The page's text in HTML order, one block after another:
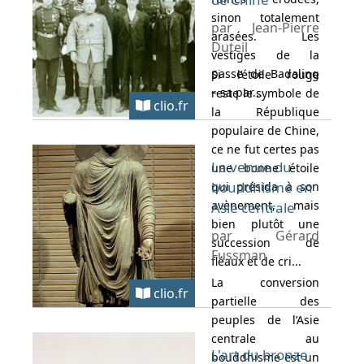
sinon totalement
arasées. Les
vestiges de la
passe de Badaling
– sa par...
clio.fr
par Jean-Pierre
Duteil
Si l’étoile rouge
reste le symbole de
la République
populaire de Chine,
ce ne fut certes pas
une bonne étoile
qui présida à son
avènement, mais
bien plutôt une
succession de
fléaux et de cri...
clio.fr
La venue du
bouddhisme en
Asie centrale
par Gérard
Fussman
La conversion
partielle des
peuples de l’Asie
centrale au
bouddhisme est un
L'art du bronze